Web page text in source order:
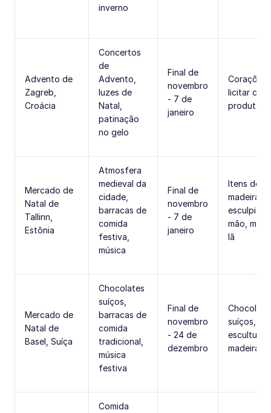
inverno
Advento de
Zagreb,
Croácia
Concertos
de
Advento,
luzes de
Natal,
patinação
no gelo
Final de
novembro
- 7 de
janeiro
Corações
licitar
produtos
Mercado de
Natal de
Tallinn,
Estônia
Atmosfera
medieval da
cidade,
barracas de
comida
festiva,
música
Final de
novembro
- 7 de
janeiro
Itens de
madeira
mão,
lã
Mercado de
Natal de
Basel, Suíça
Chocolates
suíços,
barracas de
comida
tradicional,
música
festiva
Final de
novembro
- 24 de
dezembro
suíços,
esculturas
madeira
Comida